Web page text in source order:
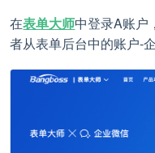
在表单大师中登录A账户
者从表单后台中的账户-